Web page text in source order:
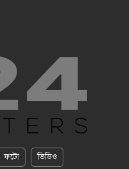
ফটো ভিডিও